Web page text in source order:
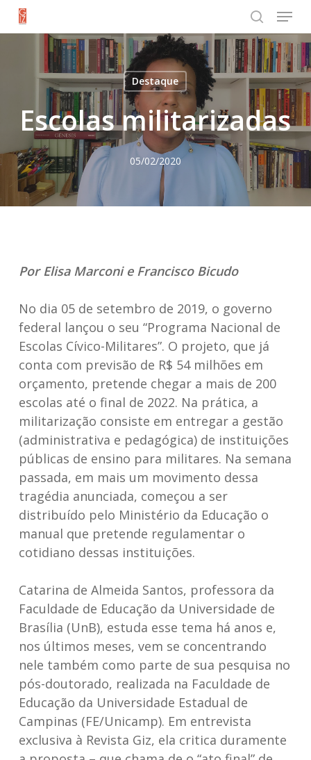
Skip
to
content
search
Menu
Destaque
Escolas militarizadas
05/02/2020
Por Elisa Marconi e Francisco Bicudo
No dia 05 de setembro de 2019, o governo
federal lançou o seu “Programa Nacional de
Escolas Cívico-Militares”. O projeto, que já
conta com previsão de R$ 54 milhões em
orçamento, pretende chegar a mais de 200
escolas até o final de 2022. Na prática, a
militarização consiste em entregar a gestão
(administrativa e pedagógica) de instituições
públicas de ensino para militares. Na semana
passada, em mais um movimento dessa
tragédia anunciada, começou a ser
distribuído pelo Ministério da Educação o
manual que pretende regulamentar o
cotidiano dessas instituições.
Catarina de Almeida Santos, professora da
Faculdade de Educação da Universidade de
Brasília (UnB), estuda esse tema há anos e,
nos últimos meses, vem se concentrando
nele também como parte de sua pesquisa no
pós-doutorado, realizada na Faculdade de
Educação da Universidade Estadual de
Campinas (FE/Unicamp). Em entrevista
exclusiva à Revista Giz, ela critica duramente
Close
Menu